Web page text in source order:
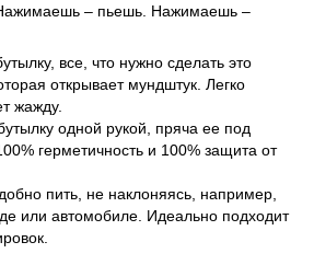
– пьешь. Нажимаешь –
все, что нужно сделать это
открывает мундштук. Легко
жажду.
одной рукой, пряча ее под
герметичность и 100% защита от
пить, не наклоняясь, например,
или автомобиле. Идеально подходит